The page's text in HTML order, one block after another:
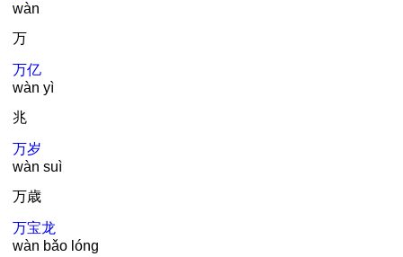
wàn
万
万亿
wàn yì
兆
万岁
wàn suì
万歳
万宝龙
wàn bǎo lóng